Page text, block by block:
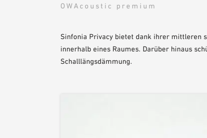
OWAcoustic premium
Sinfonia Privacy bietet dank ihrer mittleren
innerhalb eines Raumes. Darüber hinaus
Schalllängsdämmung.